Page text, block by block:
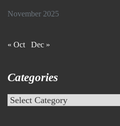
November 2025
« Oct Dec »
Categories
Categories